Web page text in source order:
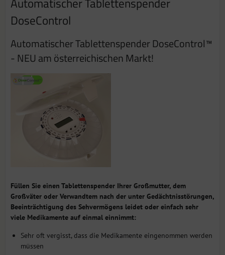
DoseControl
Automatischer Tablettenspender DoseControl™
- NEU am österreichischen Markt!
Füllen Sie einen Tablettenspender Ihrer Großmutter, dem
Großväter oder Verwandtem nach der unter Gedächtnisstörungen,
Beeinträchtigung des Sehvermögens leidet oder einfach sehr
viele Medikamente auf einmal einnimmt:
Sehr oft vergisst, dass die Medikamente eingenommen werden
müssen